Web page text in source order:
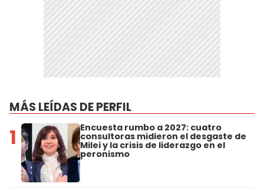
MÁS LEÍDAS DE PERFIL
1 Encuesta rumbo a 2027: cuatro
consultoras midieron el desgaste de
Milei y la crisis de liderazgo en el
peronismo